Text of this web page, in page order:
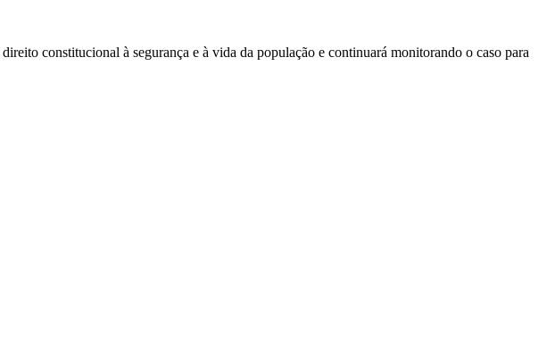
constitucional à segurança e à vida da população e continuará monitorando o caso para